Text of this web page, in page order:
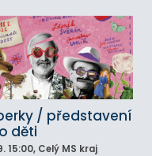
/ představení
děti
15:00, Celý MS kraj